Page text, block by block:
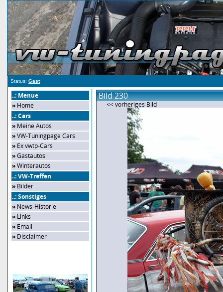
Status: Gast
..: Menue
» Home
..: Cars
» Meine Autos
»VW-Tuningpage Cars
» Ex vwtp-Cars
»Gastautos
»Winterautos
..: VW-Treffen
» Bilder
..: Sonstiges
» News-Historie
» Links
» Email
» Disclaimer
Bild 230
<< vorheriges Bild